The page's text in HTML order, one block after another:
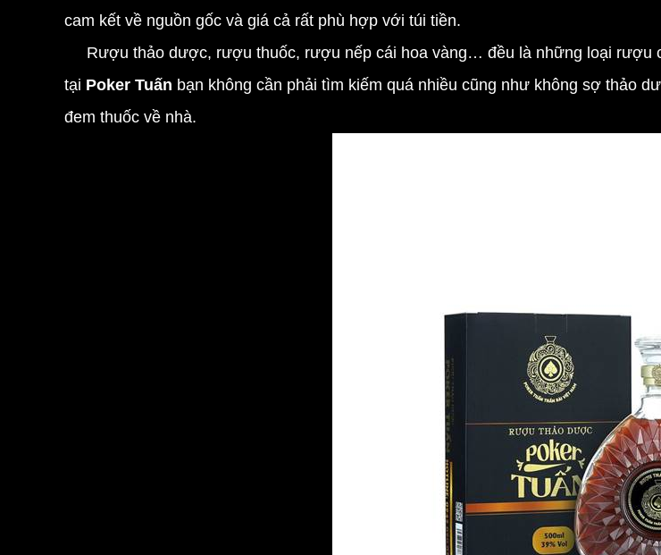
cam kết về nguồn gốc và giá cả rất phù hợp với túi tiền.
Rượu thảo dược, rượu thuốc, rượu nếp cái hoa vàng… đều là những loại rượu
tại Poker Tuấn bạn không cần phải tìm kiếm quá nhiều cũng như không sợ thảo
đem thuốc về nhà.